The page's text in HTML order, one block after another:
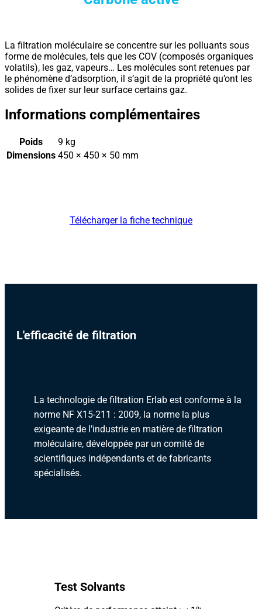
La filtration moléculaire se concentre sur les polluants sous
forme de molécules, tels que les COV (composés organiques
volatils), les gaz, vapeurs… Les molécules sont retenues par
le phénomène d’adsorption, il s’agit de la propriété qu’ont les
solides de fixer sur leur surface certains gaz.
Informations complémentaires
Poids
9 kg
Dimensions 450 × 450 × 50 mm
Télécharger la fiche technique
L'efficacité de filtration
La technologie de filtration Erlab est conforme à la
norme NF X15-211 : 2009, la norme la plus
exigeante de l’industrie en matière de filtration
moléculaire, développée par un comité de
scientifiques indépendants et de fabricants
spécialisés.
Test Solvants